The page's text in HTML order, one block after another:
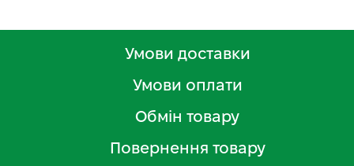
Умови доставки
Умови оплати
Обмін товару
Повернення товару